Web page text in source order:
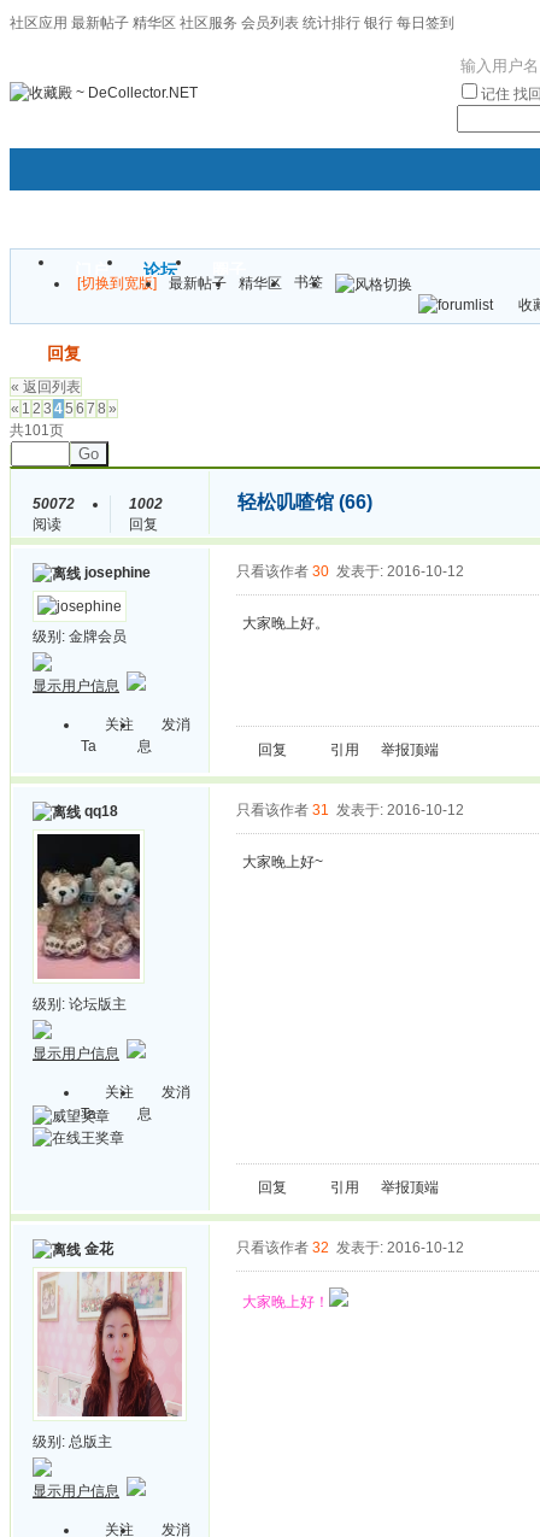
社区应用 最新帖子 精华区 社区服务 会员列表 统计排行 银行 每日签到
记住 找
门户 论坛
[切换到宽版] 最新帖子 精华区
书签
收
回复
« 返回列表
« 1 2 3 45 6 7 8 »
共101页
Go
50072
阅读
1002
回复
轻松叽喳馆 (66)
josephine
级别: 金牌会员
显示用户信息
关注
Ta
发消
息
只看该作者 30 发表于: 2016-10-12
大家晚上好。
回复 引用 举报顶端
qq18
级别: 论坛版主
显示用户信息
关注
Ta
发消
息
只看该作者 31 发表于: 2016-10-12
大家晚上好~
回复 引用 举报顶端
金花
级别: 总版主
显示用户信息
关注
发消
只看该作者 32 发表于: 2016-10-12
大家晚上好！